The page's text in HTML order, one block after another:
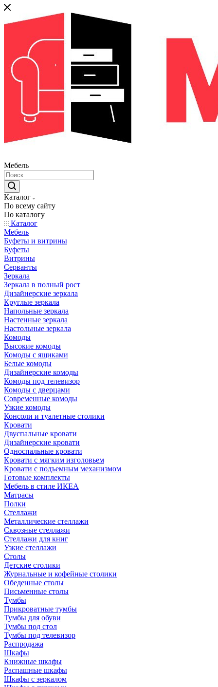
Мебель
Каталог
По всему сайту
По каталогу
Каталог
Мебель
Буфеты и витрины
Буфеты
Витрины
Серванты
Зеркала
Зеркала в полный рост
Дизайнерские зеркала
Круглые зеркала
Напольные зеркала
Настенные зеркала
Настольные зеркала
Комоды
Высокие комоды
Комоды с ящиками
Белые комоды
Дизайнерские комоды
Комоды под телевизор
Комоды с дверцами
Современные комоды
Узкие комоды
Консоли и туалетные столики
Кровати
Двуспальные кровати
Дизайнерские кровати
Односпальные кровати
Кровати с мягким изголовьем
Кровати с подъемным механизмом
Готовые комплекты
Мебель в стиле ИКЕА
Матрасы
Полки
Стеллажи
Металлические стеллажи
Сквозные стеллажи
Стеллажи для книг
Узкие стеллажи
Столы
Детские столики
Журнальные и кофейные столики
Обеденные столы
Письменные столы
Тумбы
Прикроватные тумбы
Тумбы для обуви
Тумбы под стол
Тумбы под телевизор
Распродажа
Шкафы
Книжные шкафы
Распашные шкафы
Шкафы с зеркалом